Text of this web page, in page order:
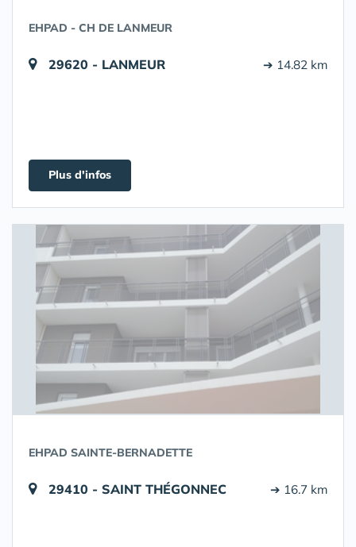
EHPAD - CH DE LANMEUR
29620 - LANMEUR ➔ 14.82 km
Plus d'infos
EHPAD SAINTE-BERNADETTE
29410 - SAINT THÉGONNEC ➔ 16.7 km